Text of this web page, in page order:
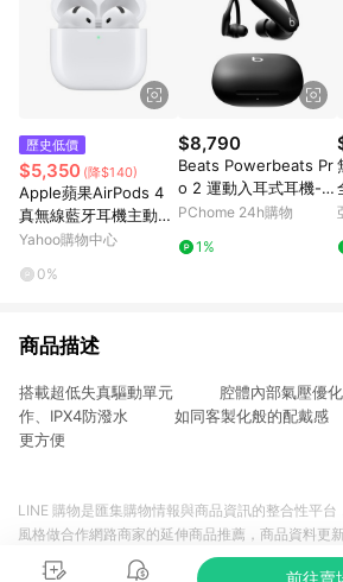
歷史低價
$5,350 (降$140)
Apple蘋果AirPods 4
真無線藍牙耳機主動式
降噪款
Yahoo購物中心
0%
$8,790
Beats Powerbeats Pr
o 2 運動入耳式耳機-極
速黑
PChome 24h購物
1%
商品描述
搭載超低失真驅動單元 腔體內部氣壓
作、IPX4防潑水 如同客製化般的配戴
更方便
前往賣
LINE 購物是匯集購物情報與商品資訊的整合性平
風格做合作網路商家的延伸商品推薦，商品資料更
商品至各合作網路商家，確認現售價與購物條件，